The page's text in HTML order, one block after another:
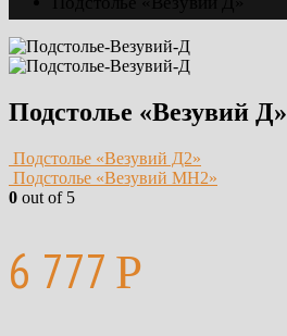
Подстолье «Везувий Д»
Подстолье «Везувий Д2»
Подстолье «Везувий МН2»
0 out of 5
6 777 Р